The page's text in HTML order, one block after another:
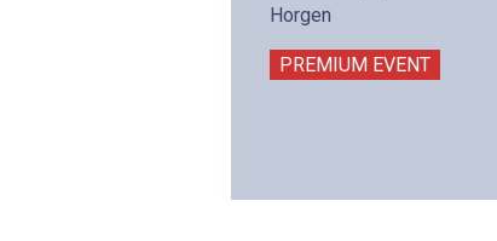
Horgen
PREMIUM EVENT